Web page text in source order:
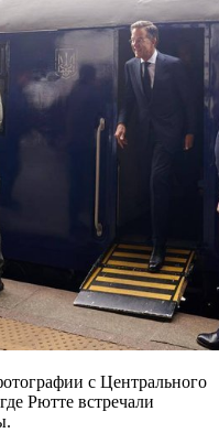
с Центрального
Рютте встречали